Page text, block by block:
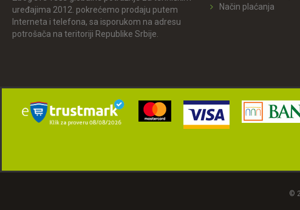
uređajima 2012. pokrećemo prodaju putem
Interneta i telefona, sa isporukom na adresu
potrošača na teritoriji Republike Srbije.
Način plaćanja
©